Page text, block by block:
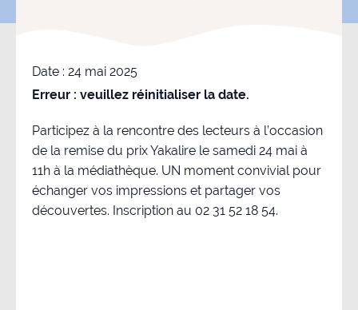
Date : 24 mai 2025
Erreur : veuillez réinitialiser la date.
Participez à la rencontre des lecteurs à l’occasion
de la remise du prix Yakalire le samedi 24 mai à
11h à la médiathèque. UN moment convivial pour
échanger vos impressions et partager vos
découvertes. Inscription au 02 31 52 18 54.